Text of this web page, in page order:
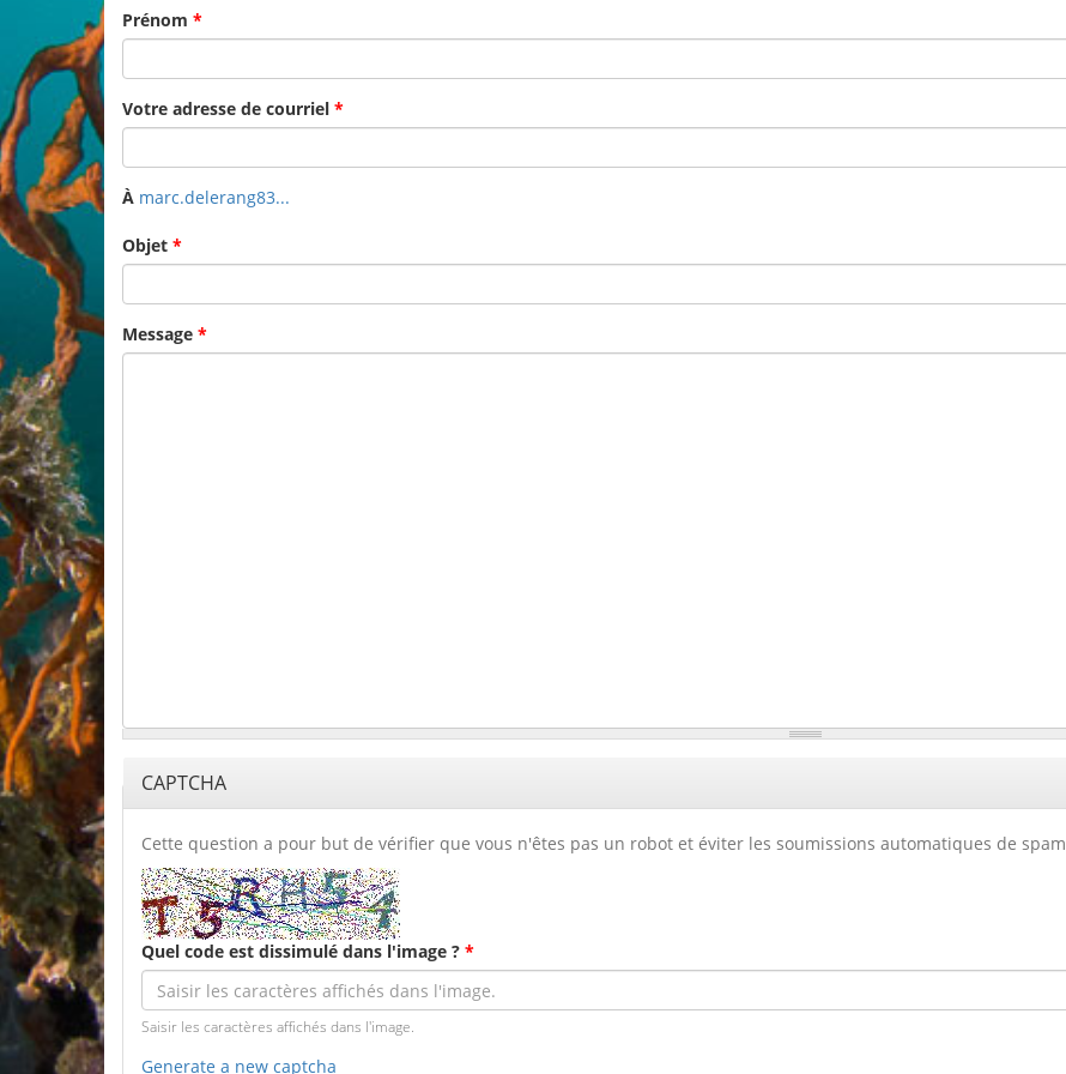
Prénom *
Votre adresse de courriel *
À marc.delerang83...
Objet *
Message *
CAPTCHA
Cette question a pour but de vérifier que vous n'êtes pas un robot et éviter les soumissions automatiques de spam
Quel code est dissimulé dans l'image ? *
Saisir les caractères affichés dans l'image.
Generate a new captcha